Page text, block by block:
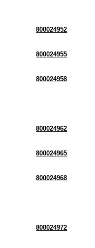
800024952
800024955
800024958
800024962
800024965
800024968
800024972